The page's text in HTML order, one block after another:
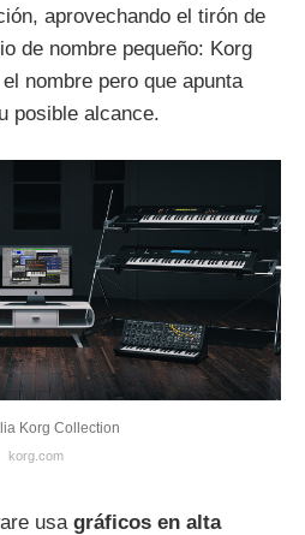
aprovechando el tirón de
de nombre pequeño: Korg
nombre pero que apunta
posible alcance.
Korg Collection
korg.com
usa gráficos en alta